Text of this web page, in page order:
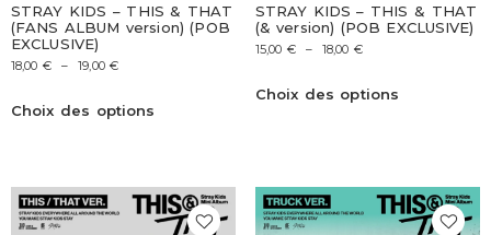
STRAY KIDS – THIS & THAT
(FANS ALBUM version) (POB
EXCLUSIVE)
18,00 € – 19,00€
Choix des options
STRAY KIDS – THIS & THAT
(& version) (POB EXCLUSIVE)
15,00 € – 18,00 €
Choix des options